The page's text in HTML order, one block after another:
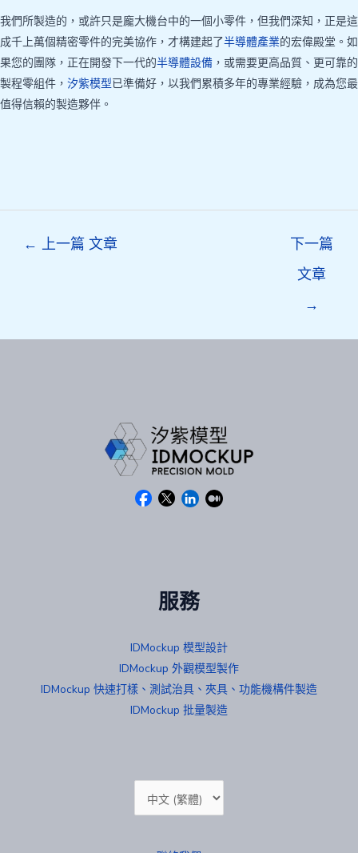
我們所製造的，或許只是龐大機台中的一個小零件，但我們深知，正是這
成千上萬個精密零件的完美協作，才構建起了半導體產業的宏偉殿堂。如
果您的團隊，正在開發下一代的半導體設備 ，或需要更高品質、更可靠的
製程零組件， 汐紫模型已準備好，以我們累積多年的專業經驗，成為您最
值得信賴的製造夥伴。
← 上一篇 文章
下一篇
文章
→
服務
IDMockup 模型設計
IDMockup 外觀模型製作
IDMockup 快速打樣、測試治具、夾具、功能機構件製造
IDMockup 批量製造
Choose
a